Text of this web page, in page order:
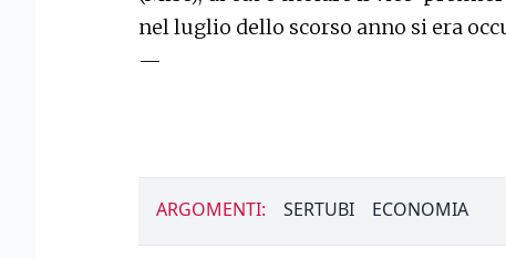
nel luglio dello scorso anno si era
—
ARGOMENTI: SERTUBI ECONOMIA